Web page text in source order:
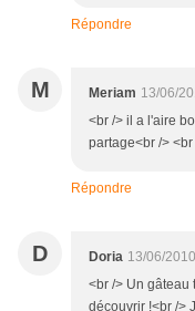
Répondre
M Meriam 13/06/
<br /> il a l'aire
partage<br /> <br
Répondre
D Doria 13/06/
<br /> Un gâteau
découvrir !<br />